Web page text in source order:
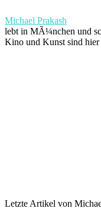
Michael Prakash
lebt in MÃ¼nchen und
Kino und Kunst sind hier
Letzte Artikel von